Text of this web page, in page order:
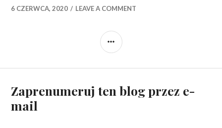
6 CZERWCA, 2020 LEAVE A COMMENT
SIDEBAR
Zaprenumeruj ten blog przez e-
mail